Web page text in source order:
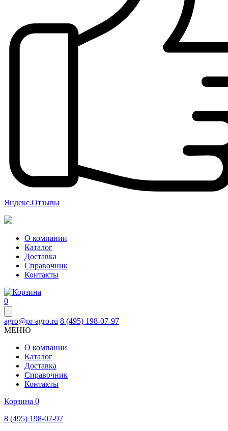
Яндекс.Отзывы
О компании
Каталог
Доставка
Справочник
Контакты
0
agro@pr-agro.ru 8 (495) 198-07-97
МЕНЮ
О компании
Каталог
Доставка
Справочник
Контакты
Корзина 0
8 (495) 198-07-97